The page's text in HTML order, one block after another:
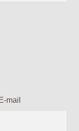
mail